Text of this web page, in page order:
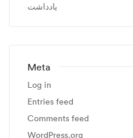
یادداشت
Meta
Log in
Entries feed
Comments feed
WordPress.org